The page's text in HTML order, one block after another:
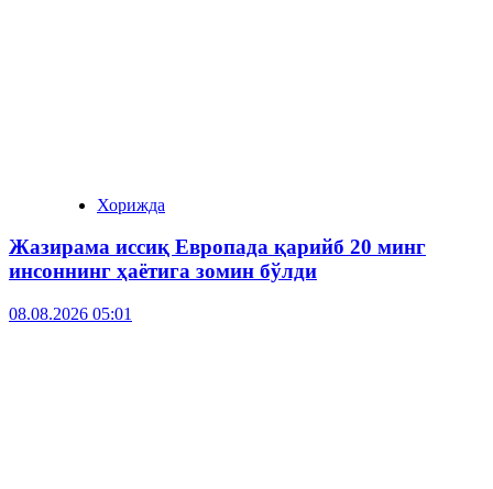
Хорижда
Жазирама иссиқ Европада қарийб 20 минг
инсоннинг ҳаётига зомин бўлди
08.08.2026 05:01